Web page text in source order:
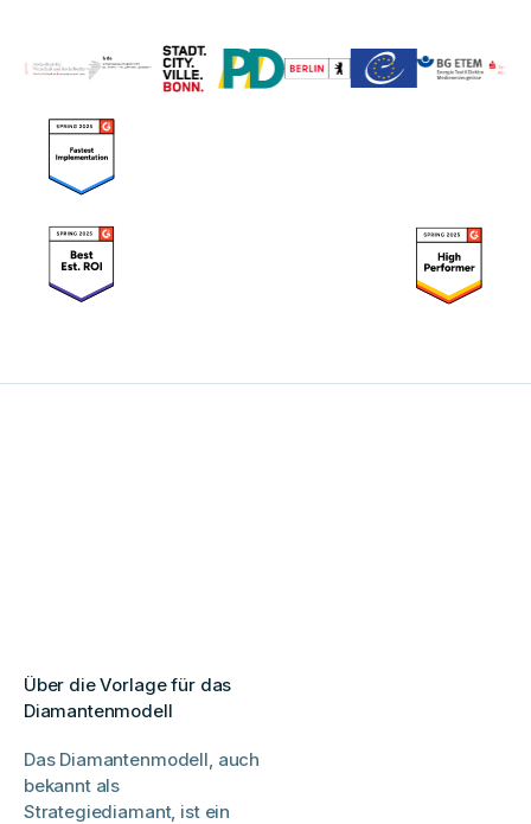
Über die Vorlage für das
Diamantenmodell
Das Diamantenmodell, auch
bekannt als
Strategiediamant, ist ein